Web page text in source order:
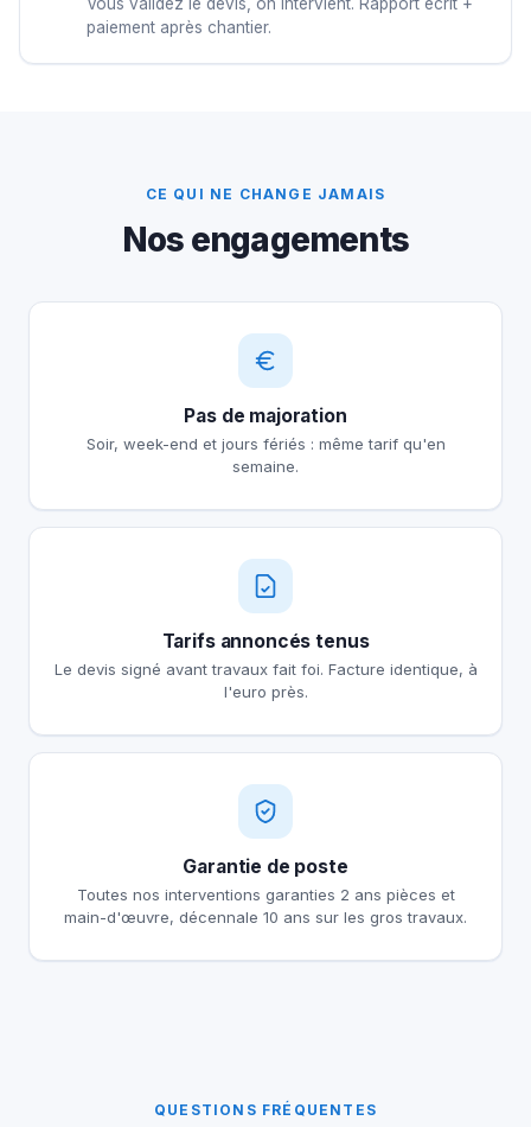
Vous validez le devis, on intervient. Rapport écrit +
paiement après chantier.
CE QUI NE CHANGE JAMAIS
Nos engagements
Pas de majoration
Soir, week-end et jours fériés : même tarif qu'en
semaine.
Tarifs annoncés tenus
Le devis signé avant travaux fait foi. Facture identique, à
l'euro près.
Garantie de poste
Toutes nos interventions garanties 2 ans pièces et
main-d'œuvre, décennale 10 ans sur les gros travaux.
QUESTIONS FRÉQUENTES